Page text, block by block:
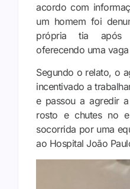
acordo com
um homem foi
própria tia após
oferecendo uma
Segundo o relato, o
incentivado a
e passou a agredir
rosto e chutes no
socorrida por uma
ao Hospital João